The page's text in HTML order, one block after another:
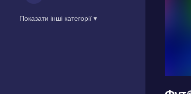
Показати інші категорії ▾